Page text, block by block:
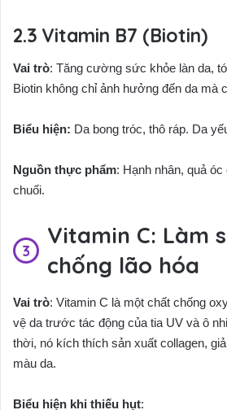
Vitamin B7 (Biotin)
Vai trò: Tăng cường sức khỏe làn da,
Biotin không chỉ ảnh hưởng đến da mà
Biểu hiện: Da bong tróc, thô ráp. Da
Nguồn thực phẩm: Hạnh nhân, quả
chuối.
Vitamin C: Làm
chống lão hóa
Vai trò: Vitamin C là một chất chống
vệ da trước tác động của tia UV và ô
thời, nó kích thích sản xuất collagen,
màu da.
Biểu hiện khi thiếu hụt: